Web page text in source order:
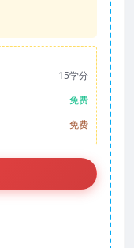
15学分
免费
免费